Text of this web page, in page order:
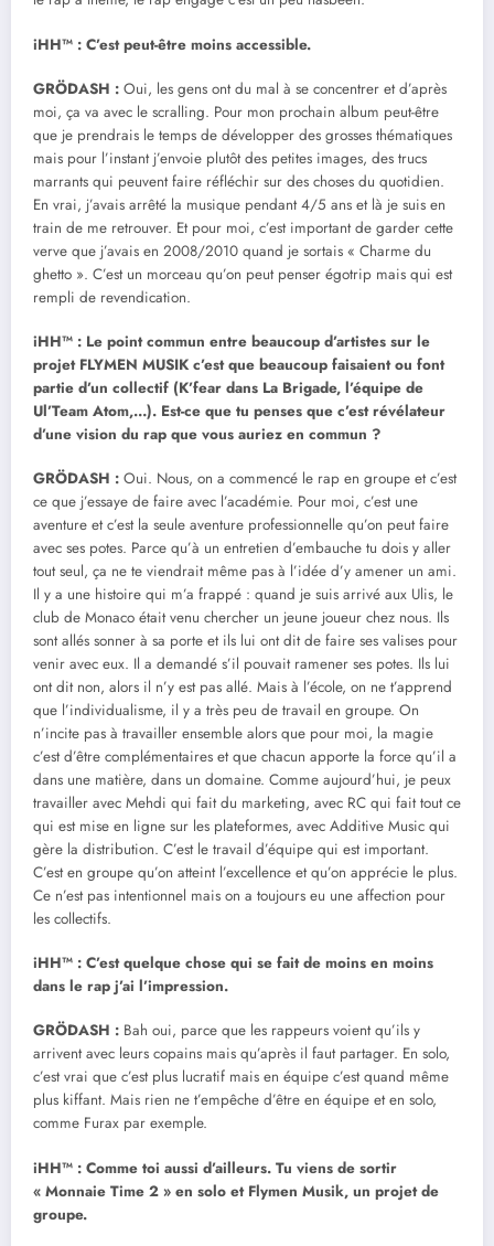
iHH™ : C’est peut-être moins accessible.
GRÖDASH : Oui, les gens ont du mal à se concentrer et d’après
moi, ça va avec le scralling. Pour mon prochain album peut-être
que je prendrais le temps de développer des grosses thématiques
mais pour l’instant j’envoie plutôt des petites images, des trucs
marrants qui peuvent faire réfléchir sur des choses du quotidien.
En vrai, j’avais arrêté la musique pendant 4/5 ans et là je suis en
train de me retrouver. Et pour moi, c’est important de garder cette
verve que j’avais en 2008/2010 quand je sortais « Charme du
ghetto ». C’est un morceau qu’on peut penser égotrip mais qui est
rempli de revendication.
iHH™ : Le point commun entre beaucoup d’artistes sur le
projet FLYMEN MUSIK c’est que beaucoup faisaient ou font
partie d’un collectif (K’fear dans La Brigade, l’équipe de
Ul’Team Atom,…). Est-ce que tu penses que c’est révélateur
d’une vision du rap que vous auriez en commun ?
GRÖDASH : Oui. Nous, on a commencé le rap en groupe et c’est
ce que j’essaye de faire avec l’académie. Pour moi, c’est une
aventure et c’est la seule aventure professionnelle qu’on peut faire
avec ses potes. Parce qu’à un entretien d’embauche tu dois y aller
tout seul, ça ne te viendrait même pas à l’idée d’y amener un ami.
Il y a une histoire qui m’a frappé : quand je suis arrivé aux Ulis, le
club de Monaco était venu chercher un jeune joueur chez nous. Ils
sont allés sonner à sa porte et ils lui ont dit de faire ses valises pour
venir avec eux. Il a demandé s’il pouvait ramener ses potes. Ils lui
ont dit non, alors il n’y est pas allé. Mais à l’école, on ne t’apprend
que l’individualisme, il y a très peu de travail en groupe. On
n’incite pas à travailler ensemble alors que pour moi, la magie
c’est d’être complémentaires et que chacun apporte la force qu’il a
dans une matière, dans un domaine. Comme aujourd’hui, je peux
travailler avec Mehdi qui fait du marketing, avec RC qui fait tout ce
qui est mise en ligne sur les plateformes, avec Additive Music qui
gère la distribution. C’est le travail d’équipe qui est important.
C’est en groupe qu’on atteint l’excellence et qu’on apprécie le plus.
Ce n’est pas intentionnel mais on a toujours eu une affection pour
les collectifs.
iHH™ : C’est quelque chose qui se fait de moins en moins
dans le rap j’ai l’impression.
GRÖDASH : Bah oui, parce que les rappeurs voient qu’ils y
arrivent avec leurs copains mais qu’après il faut partager. En solo,
c’est vrai que c’est plus lucratif mais en équipe c’est quand même
plus kiffant. Mais rien ne t’empêche d’être en équipe et en solo,
comme Furax par exemple.
iHH™ : Comme toi aussi d’ailleurs. Tu viens de sortir
« Monnaie Time 2 » en solo et Flymen Musik, un projet de
groupe.